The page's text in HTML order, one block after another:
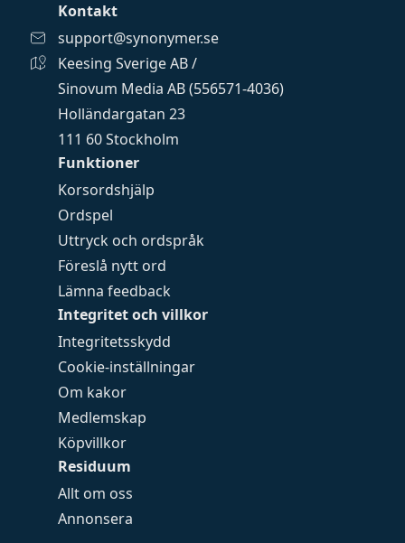
Funktioner
Korsordshjälp
Ordspel
Uttryck och ordspråk
Föreslå nytt ord
Lämna feedback
Integritet och villkor
Integritetsskydd
Cookie-inställningar
Om kakor
Medlemskap
Köpvillkor
Residuum
Allt om oss
Annonsera
Kontakt
support@synonymer.se
Keesing Sverige AB /
Sinovum Media AB (556571-4036)
Holländargatan 23
111 60 Stockholm